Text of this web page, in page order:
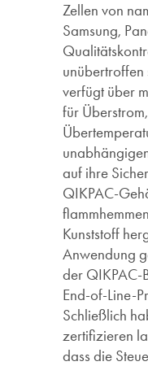
Zellen von
Samsung,
unübertroffen
verfügt über
für
auf ihre
QIKPAC-
Kunststoff
Anwendung
der QIKPAC-
End-of-Line-
Schließlich
zertifizieren
dass die